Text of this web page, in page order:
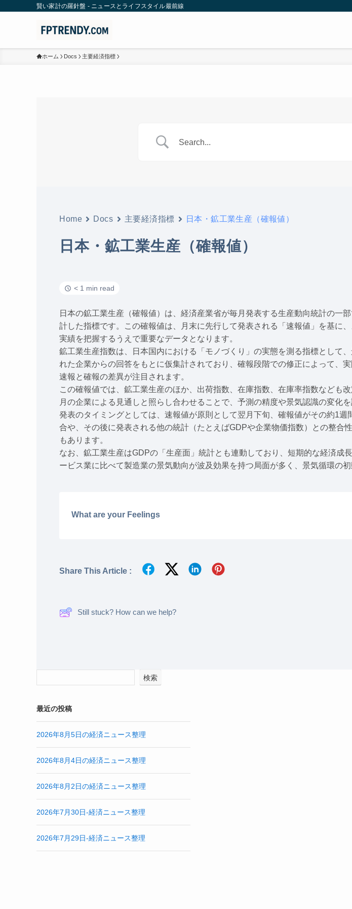
賢い家計の羅針盤 - ニュースとライフスタイル最前線
ホーム Docs 主要経済指標
Home Docs 主要経済指標 日本・鉱工業生産（確報値）
日本・鉱工業生産（確報値）
< 1 min read
日本の鉱工業生産（確報値）は、経済産業省が毎月発表する生産動向統計の一
計した指標です。この確報値は、月末に先行して発表される「速報値」を基に
実績を把握するうえで重要なデータとなります。
鉱工業生産指数は、日本国内における「モノづくり」の実態を測る指標として
れた企業からの回答をもとに仮集計されており、確報段階での修正によって、
速報と確報の差異が注目されます。
この確報値では、鉱工業生産のほか、出荷指数、在庫指数、在庫率指数なども
月の企業による見通しと照らし合わせることで、予測の精度や景気認識の変化を
発表のタイミングとしては、速報値が原則として翌月下旬、確報値がその約1
合や、その後に発表される他の統計（たとえばGDPや企業物価指数）との整合
もあります。
なお、鉱工業生産はGDPの「生産面」統計とも連動しており、短期的な経済
ービス業に比べて製造業の景気動向が波及効果を持つ局面が多く、景気循環の
What are your Feelings
Share This Article :
Still stuck? How can we help?
検索
最近の投稿
2026年8月5日の経済ニュース整理
2026年8月4日の経済ニュース整理
2026年8月2日の経済ニュース整理
2026年7月30日-経済ニュース整理
2026年7月29日-経済ニュース整理